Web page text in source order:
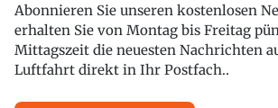
Abonnieren Sie unseren kostenlosen
erhalten Sie von Montag bis Freitag
Mittagszeit die neuesten Nachrichten
Luftfahrt direkt in Ihr Postfach..